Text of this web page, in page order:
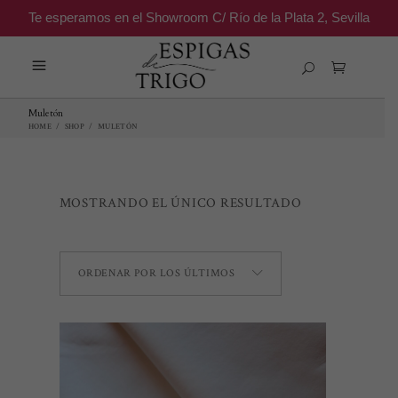
Te esperamos en el Showroom C/ Río de la Plata 2, Sevilla
Muletón
HOME / SHOP / MULETÓN
MOSTRANDO EL ÚNICO RESULTADO
ORDENAR POR LOS ÚLTIMOS